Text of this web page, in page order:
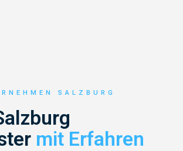
SALZBURG
mit Erfahren